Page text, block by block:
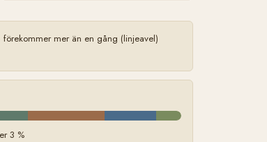
mer än en gång (linjeavel)
3 %